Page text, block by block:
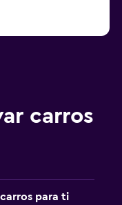
carros
para ti